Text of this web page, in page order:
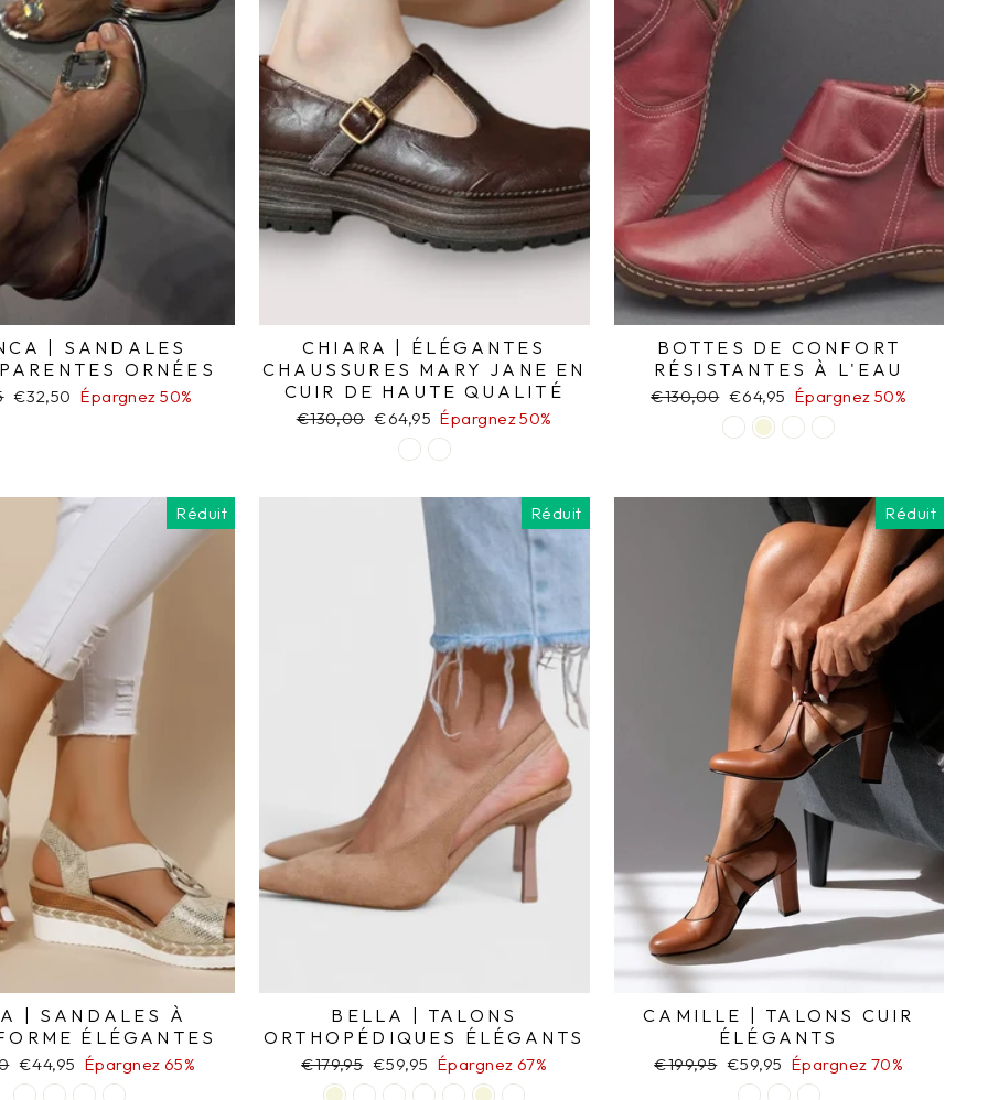
| SANDALES
ORNÉES
Prix
€32,50 Épargnez 50%
CHIARA | ÉLÉGANTES
CHAUSSURES MARY JANE EN
CUIR DE HAUTE QUALITÉ
Prix
€130,00 Prix
réduit
€64,95 Épargnez 50%
BOTTES DE CONFORT
RÉSISTANTES À L'EAU
Prix
€130,00 Prix
réduit
€64,95 Épargnez 50%
Réduit
| SANDALES À
ÉLÉGANTES
Prix
réduit
€44,95 Épargnez 65%
Réduit
BELLA | TALONS
ORTHOPÉDIQUES ÉLÉGANTS
Prix
régulier
€179,95 Prix
réduit
€59,95 Épargnez 67%
Réduit
CAMILLE | TALONS CUIR
ÉLÉGANTS
Prix
€199,95 Prix
réduit
€59,95 Épargnez 70%